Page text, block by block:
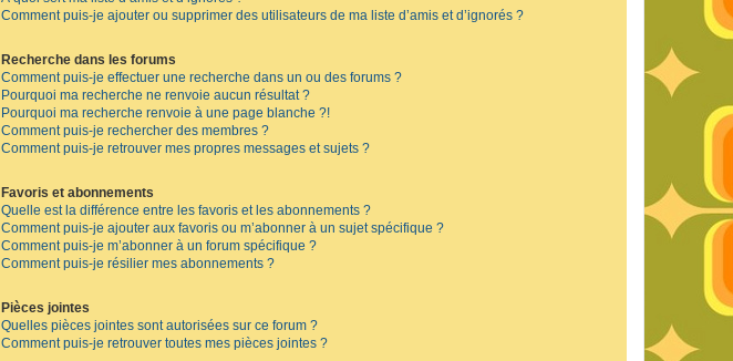
Comment puis-je ajouter ou supprimer des utilisateurs de ma liste d’amis et d’ignorés ?
Recherche dans les forums
Comment puis-je effectuer une recherche dans un ou des forums ?
Pourquoi ma recherche ne renvoie aucun résultat ?
Pourquoi ma recherche renvoie à une page blanche ?!
Comment puis-je rechercher des membres ?
Comment puis-je retrouver mes propres messages et sujets ?
Favoris et abonnements
Quelle est la différence entre les favoris et les abonnements ?
Comment puis-je ajouter aux favoris ou m’abonner à un sujet spécifique ?
Comment puis-je m’abonner à un forum spécifique ?
Comment puis-je résilier mes abonnements ?
Pièces jointes
Quelles pièces jointes sont autorisées sur ce forum ?
Comment puis-je retrouver toutes mes pièces jointes ?